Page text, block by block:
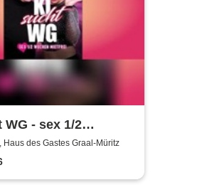
WG - sex 1/2
- Bella Liere
Zieger
Haus des Gastes Graal-Müritz